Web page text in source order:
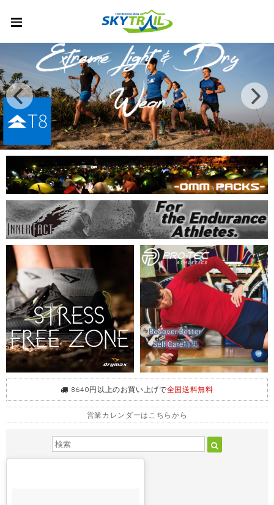
8640円以上のお買い上げで全国送料無料
営業カレンダーはこちらから